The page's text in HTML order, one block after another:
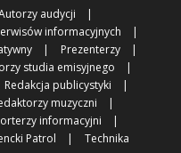
audycji
informacyjnych
Prezenterzy
studia emisyjnego
Redakcja publicystyki
muzyczni
informacyjni
Patrol Technika